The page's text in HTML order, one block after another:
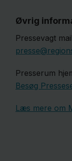
Øvrig
Pressevagt
Presserum
Besøg
Læs mere om